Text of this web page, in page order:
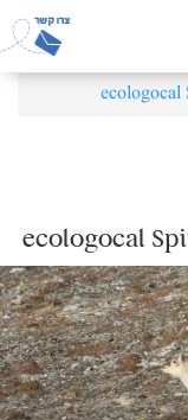
ecologocal
ecologocal